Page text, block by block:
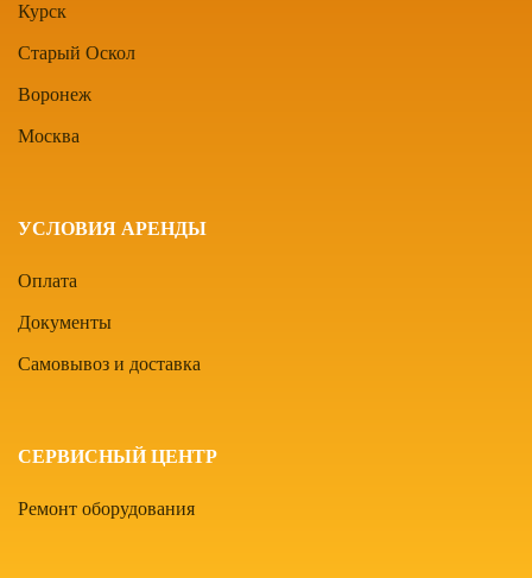
Курск
Старый Оскол
Воронеж
Москва
УСЛОВИЯ АРЕНДЫ
Оплата
Документы
Самовывоз и доставка
СЕРВИСНЫЙ ЦЕНТР
Ремонт оборудования